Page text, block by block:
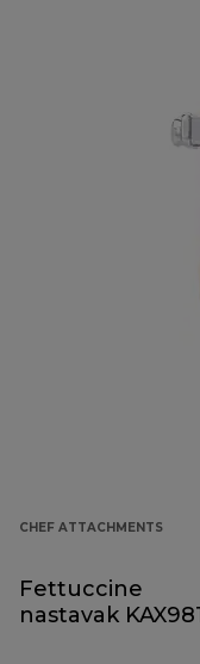
CHEF ATTACHMENTS
Fettuccine
nastavak